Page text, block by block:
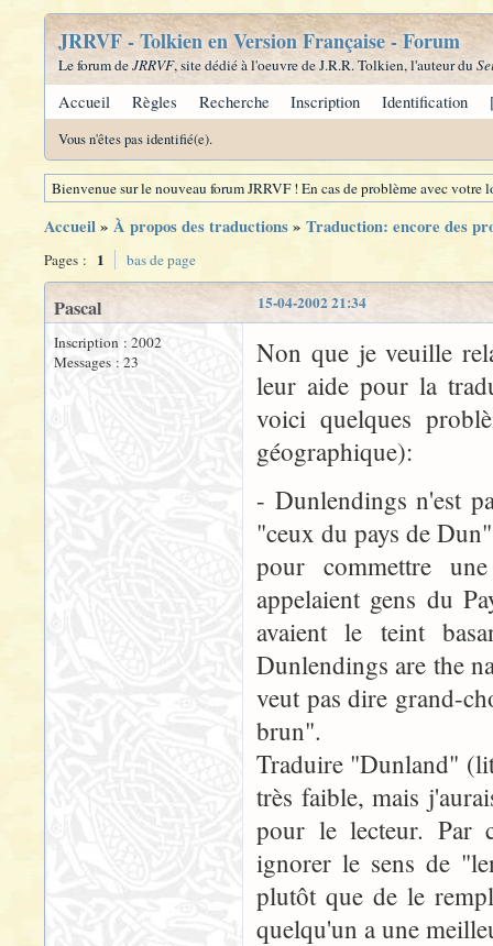
JRRVF - Tolkien en Version Française - Forum
Le forum deJRRVF, site dédié à l'oeuvre de J.R.R. Tolkien, l'auteur du
Accueil Règles Recherche Inscription Identification
Vous n'êtes pas identifié(e).
Bienvenue sur le nouveau forum JRRVF ! En cas de problème avec
Accueil» À propos des traductions» Traduction: encore des
Pages : 1 bas de page
15-04-2002 21:34
Pascal
Inscription : 2002
Messages : 23
Non que je veuille
leur aide pour la
voici quelques
géographique):
- Dunlendings n'est
"ceux du pays de
pour commettre
appelaient gens du
avaient le teint
Dunlendings are the
veut pas dire grand-
brun".
Traduire "Dunland"
très faible, mais
pour le lecteur. Par
ignorer le sens de
plutôt que de le
quelqu'un a une